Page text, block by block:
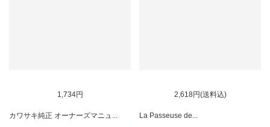
1,734円
カワサキ純正 オーナーズマニュ...
2,618円(送料込)
La Passeuse de...